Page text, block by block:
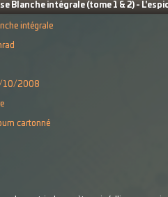
Blanche intégrale (tome 1 & 2) -
intégrale
10/2008
cartonné